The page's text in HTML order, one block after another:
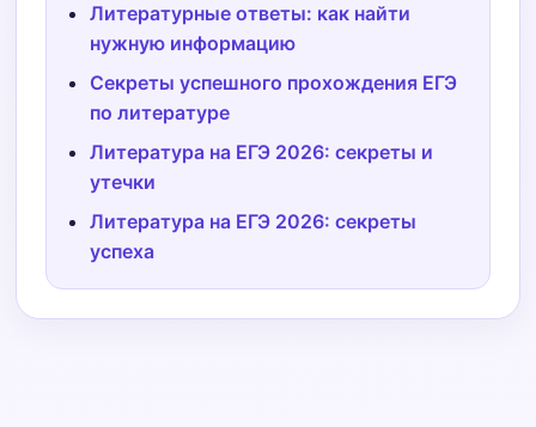
Литературные ответы: как найти
нужную информацию
Секреты успешного прохождения ЕГЭ
по литературе
Литература на ЕГЭ 2026: секреты и
утечки
Литература на ЕГЭ 2026: секреты
успеха